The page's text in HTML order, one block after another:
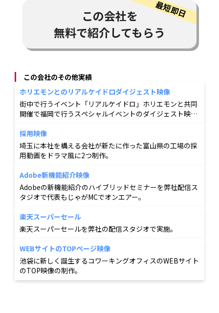
この会社を
無料で紹介してもらう
この会社のその他実績
ホリエモンとのリアルケイドロダイジェスト映像
街中で行うイベント「リアルケイドロ」ホリエモンと共同
開催で福岡で行うスペシャルイベントのダイジェスト映像
採用映像
埼玉に本社を構える会社が新たに作った富山県の工場の採
用動画をドラマ風に2つ制作。
Adobe新機能紹介映像
Adobeの新機能紹介のハイブリッドセミナーを弊社配信ス
タジオで代表もじゃがMCでオンエアー。
楽天スーパーセール
楽天スーパーセールを弊社の配信スタジオで実施。
WEBサイトのTOPページ映像
池袋に新しく誕生するコワーキングオフィスのWEBサイト
のTOP映像の制作。